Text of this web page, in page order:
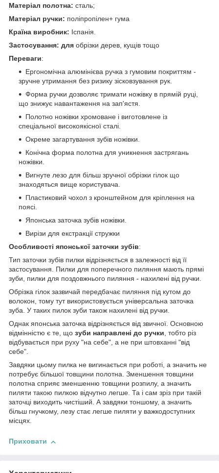
Матеріал полотна: сталь;
Матеріал ручки: поліпропілен+ гума
Країна виробник: Іспанія.
Застосування: для обрізки дерев, кущів тощо
Переваги:
Ергономічна алюмінієва ручка з гумовим покриттям -
зручне утримання без ризику зісковзування рук.
Форма ручки дозволяє тримати ножівку в прямій руці,
що знижує навантаження на зап'ястя.
Полотно ножівки хромоване і виготовлене із
спеціальної високоякісної сталі.
Окреме загартування зубів ножівки.
Конічна форма полотна для уникнення застрягань
ножівки.
Вигнуте лезо для більш зручної обрізки гілок що
знаходяться вище користувача.
Пластиковий чохол з кронштейном для кріплення на
поясі.
Японська заточка зубів ножівки.
Вирізи для екстракції стружки
Особливості японської заточки зубів:
Тип заточки зубів пилки відрізняється в залежності від її
застосування. Пилки для поперечного пиляння мають прямі
зуби, пилки для поздовжнього пиляння - нахилені від ручки.
Обрізка гілок зазвичай передбачає пиляння під кутом до
волокон, тому тут використовується універсальна заточка
зуба. У таких пилок зуби також нахилені від ручки.
Однак японська заточка відрізняється від звичної. Основною
відмінністю є те, що зуби направлені до ручки, тобто різ
відбувається при руху "на себе", а не при штовханні "від
себе".
Завдяки цьому пилка не вигинається при роботі, а значить не
потребує більшої товщини полотна. Зменшення товщини
полотна сприяє зменшенню товщини розпилу, а значить
пиляти такою пилкою відчутно легше. Та і сам зріз при такій
заточці виходить чистіший. А завдяки тоншому, а значить
більш гнучкому, лезу стає легше пиляти у важкодоступних
місцях.
Приховати